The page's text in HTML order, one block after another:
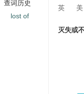
英 美
灭失或
查词历史
lost of